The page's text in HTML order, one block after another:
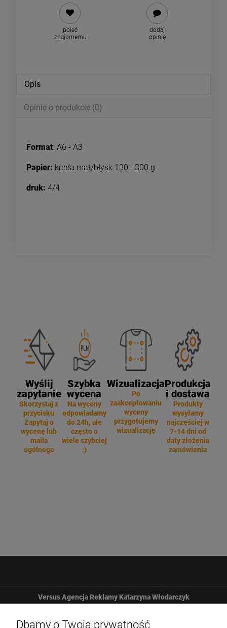
poleć
znajomemu
dodaj
opinię
Opis
Opinie o produkcie (0)
Format: A6 - A3
Papier: kreda mat/błysk 130 - 300 g
druk: 4/4
Wyślij
zapytanie
Skorzystaj z
przycisku
Zapytaj o
wycenę lub
maila
ogólnego
Szybka
wycena
Na wyceny
odpowiadamy
do 24h, ale
często o
wiele szybciej
:)
Wizualizacja
Po
zaakceptowaniu
wyceny
przygotujemy
wizualizację
Produkcja
i dostawa
Produkty
wysyłamy
najczęściej w
7-14 dni od
daty złożenia
zamówienia
Versus Agencja Reklamy Katarzyna Włodarczyk
Żbicka 161
Dbamy o Twoją prywatność